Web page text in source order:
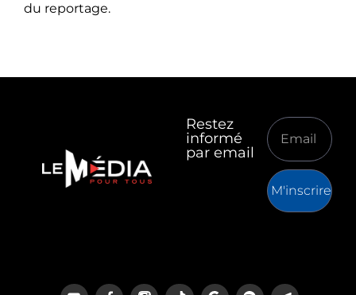
du reportage.
Restez
informé
par email
M'inscrire